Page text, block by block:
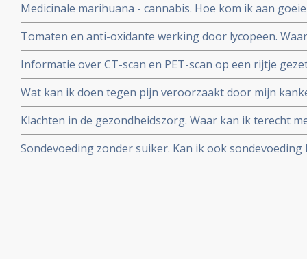
Medicinale marihuana - cannabis. Hoe kom ik aan
het antwoord.
Tomaten en anti-oxidante werking door lycopeen.
beter dan ongekookt?
Informatie over CT-scan en PET-scan op een rijtje
nadelen van contrastvloeistof
Wat kan ik doen tegen pijn veroorzaakt door mijn
manieren van pijnbestrijding?
Klachten in de gezondheidszorg. Waar kan ik terecht
slechte behandeling in een ziekenhuis en/of door
Sondevoeding zonder suiker. Kan ik ook